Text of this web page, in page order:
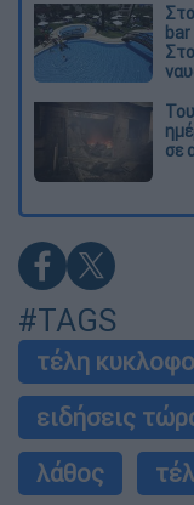
bar
σε
#TAGS
τέλη
ειδήσεις
λάθος